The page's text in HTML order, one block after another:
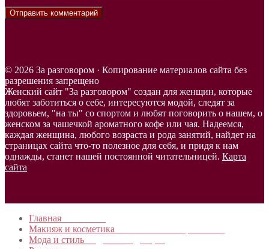
© 2026 За разговором · Копирование материалов сайта без
разрешения запрещено
Женский сайт "За разговором" создан для женщин, которые
любят заботиться о себе, интересуются модой, следят за
здоровьем, "на ты" со спортом и любят поговорить о нашем, о
женском за чашечкой ароматного кофе или чая. Надеемся,
каждая женщина, любого возраста и рода занятий, найдет на
страницах сайта что-то полезное для себя, и придя к нам
однажды, станет нашей постоянной читательницей. Карта
сайта
Главная
Макияж и косметика
Мода и стиль